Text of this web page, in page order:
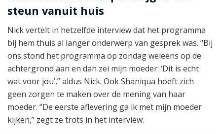
steun vanuit huis
Nick vertelt in hetzelfde interview dat het programma
bij hem thuis al langer onderwerp van gesprek was. “Bij
ons stond het programma op zondag weleens op de
achtergrond aan en dan zei mijn moeder: ‘Dit is echt
wat voor jou’,” aldus Nick. Ook Shaniqua hoeft zich
geen zorgen te maken over de mening van haar
moeder. “De eerste aflevering ga ik met mijn moeder
kijken,” zegt ze trots in het interview.